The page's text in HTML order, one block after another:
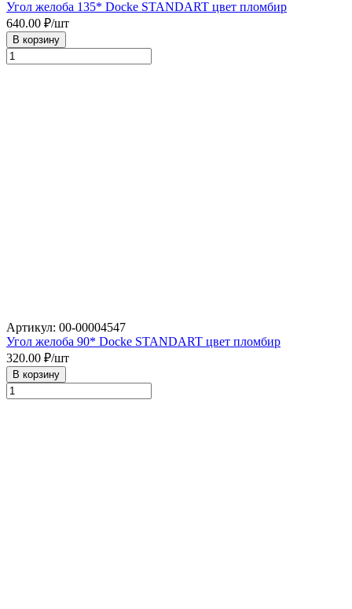
Угол желоба 135* Docke STANDART цвет пломбир
640.00 ₽/шт
В корзину
Артикул: 00-00004547
Угол желоба 90* Docke STANDART цвет пломбир
320.00 ₽/шт
В корзину